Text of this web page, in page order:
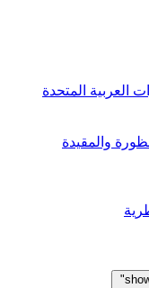
العربية المتحدة
والمقيدة